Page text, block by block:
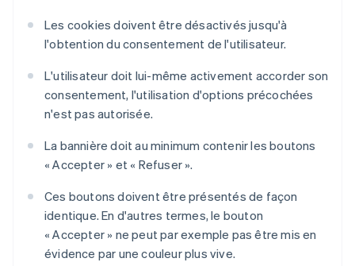
Les cookies doivent être désactivés jusqu'à
l'obtention du consentement de l'utilisateur.
L'utilisateur doit lui-même activement accorder son
consentement, l'utilisation d'options précochées
n'est pas autorisée.
La bannière doit au minimum contenir les boutons
« Accepter » et « Refuser ».
Ces boutons doivent être présentés de façon
identique. En d'autres termes, le bouton
« Accepter » ne peut par exemple pas être mis en
évidence par une couleur plus vive.